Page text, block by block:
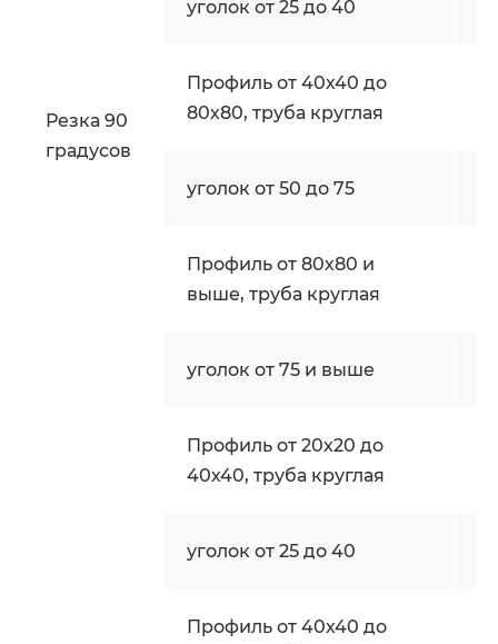
Резка 90
градусов
уголок от 25 до 40
Профиль от 40х40 до
80х80, труба круглая
уголок от 50 до 75
Профиль от 80х80 и
выше, труба круглая
уголок от 75 и выше
Профиль от 20х20 до
40х40, труба круглая
уголок от 25 до 40
Профиль от 40х40 до